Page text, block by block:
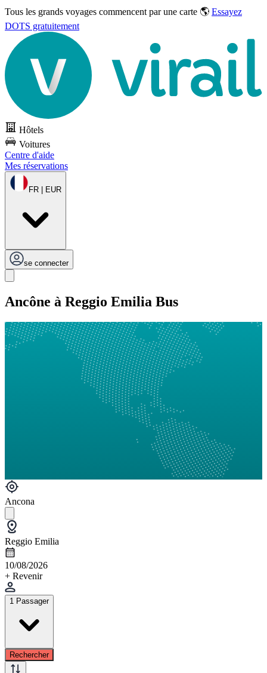
Tous les grands voyages commencent par une carte 🌎 Essayez
DOTS gratuitement
Hôtels
Voitures
Centre d'aide
Mes réservations
FR | EUR
se connecter
Ancône à Reggio Emilia Bus
Ancona
Reggio Emilia
10/08/2026
+ Revenir
1 Passager
Rechercher